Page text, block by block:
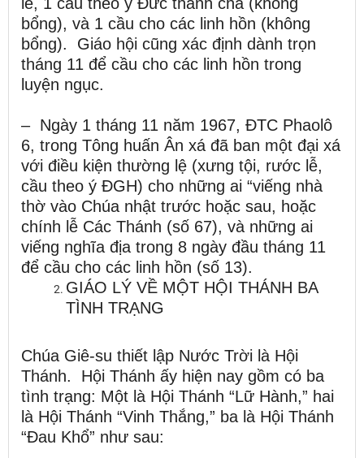
bổng), và 1 cầu cho các linh hồn (không
bổng). Giáo hội cũng xác định dành trọn
tháng 11 để cầu cho các linh hồn trong
luyện ngục.
– Ngày 1 tháng 11 năm 1967, ĐTC Phaolô
6, trong Tông huấn Ân xá đã ban một đại xá
với điều kiện thường lệ (xưng tội, rước lễ,
cầu theo ý ĐGH) cho những ai “viếng nhà
thờ vào Chúa nhật trước hoặc sau, hoặc
chính lễ Các Thánh (số 67), và những ai
viếng nghĩa địa trong 8 ngày đầu tháng 11
để cầu cho các linh hồn (số 13).
GIÁO LÝ VỀ MỘT HỘI THÁNH BA
TÌNH TRẠNG
Chúa Giê-su thiết lập Nước Trời là Hội
Thánh. Hội Thánh ấy hiện nay gồm có ba
tình trạng: Một là Hội Thánh “Lữ Hành,” hai
là Hội Thánh “Vinh Thắng,” ba là Hội Thánh
“Đau Khổ” như sau: